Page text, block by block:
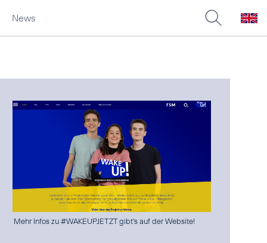
News
Mehr Infos zu #WAKEUPJETZT gibt's auf der Website!